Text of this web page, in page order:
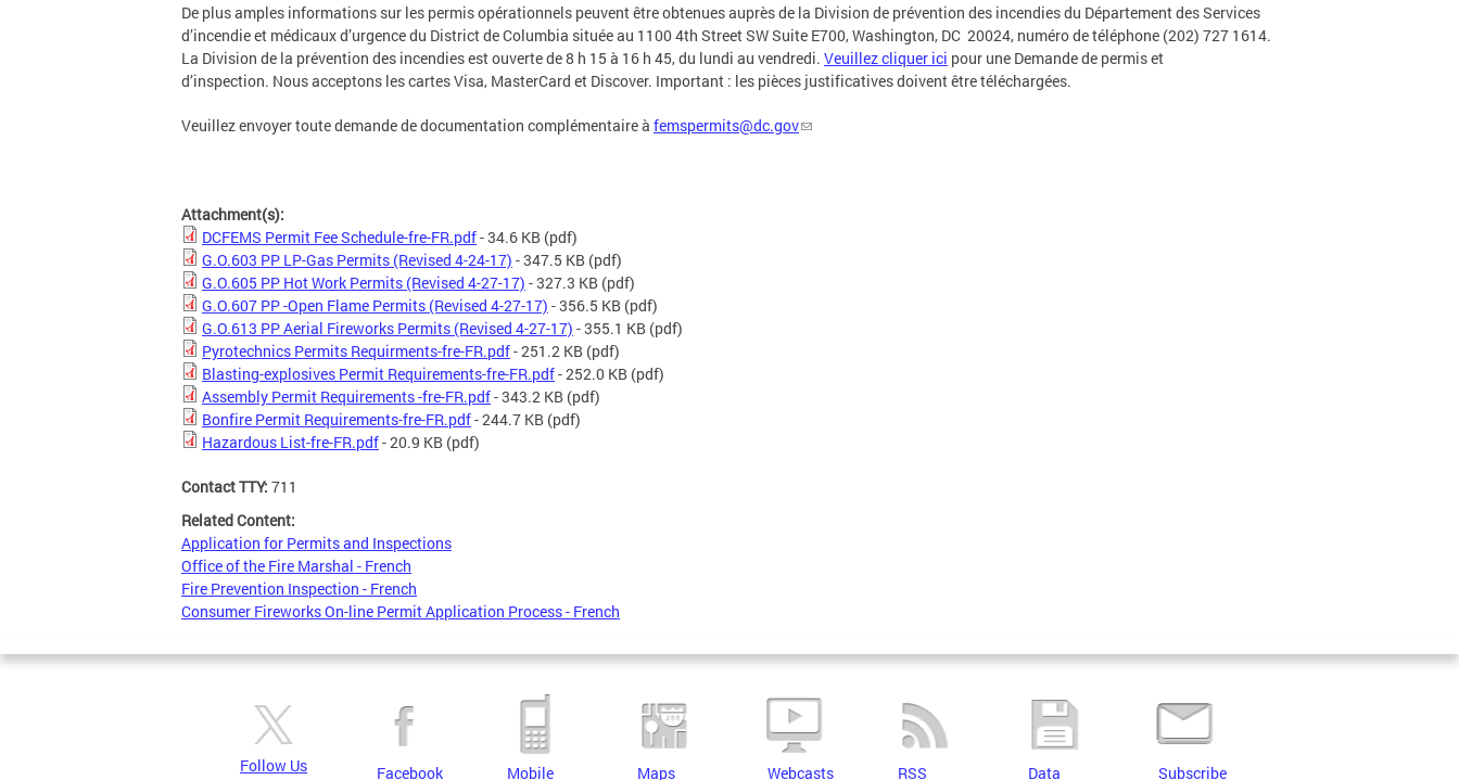
De plus amples informations sur les permis opérationnels peuvent être obtenues auprès de la Division de prévention des incendies du Département des Services
d’incendie et médicaux d’urgence du District de Columbia située au 1100 4th Street SW Suite E700, Washington, DC 20024, numéro de téléphone (202) 727 1614.
La Division de la prévention des incendies est ouverte de 8 h 15 à 16 h 45, du lundi au vendredi. Veuillez cliquer ici pour une Demande de permis et
d’inspection. Nous acceptons les cartes Visa, MasterCard et Discover. Important : les pièces justificatives doivent être téléchargées.
Veuillez envoyer toute demande de documentation complémentaire à femspermits@dc.gov
Attachment(s):
DCFEMS Permit Fee Schedule-fre-FR.pdf- 34.6 KB (pdf)
G.O.603 PP LP-Gas Permits (Revised 4-24-17) - 347.5 KB (pdf)
G.O.605 PP Hot Work Permits (Revised 4-27-17) - 327.3 KB (pdf)
G.O.607 PP -Open Flame Permits (Revised 4-27-17) - 356.5 KB (pdf)
G.O.613 PP Aerial Fireworks Permits (Revised 4-27-17) - 355.1 KB (pdf)
Pyrotechnics Permits Requirments-fre-FR.pdf- 251.2 KB (pdf)
Blasting-explosives Permit Requirements-fre-FR.pdf- 252.0 KB (pdf)
Assembly Permit Requirements -fre-FR.pdf- 343.2 KB (pdf)
Bonfire Permit Requirements-fre-FR.pdf- 244.7 KB (pdf)
Hazardous List-fre-FR.pdf- 20.9 KB (pdf)
Contact TTY: 711
Related Content:
Application for Permits and Inspections
Office of the Fire Marshal - French
Fire Prevention Inspection - French
Consumer Fireworks On-line Permit Application Process - French
Follow Us
Facebook Mobile Maps Webcasts RSS Data Subscribe